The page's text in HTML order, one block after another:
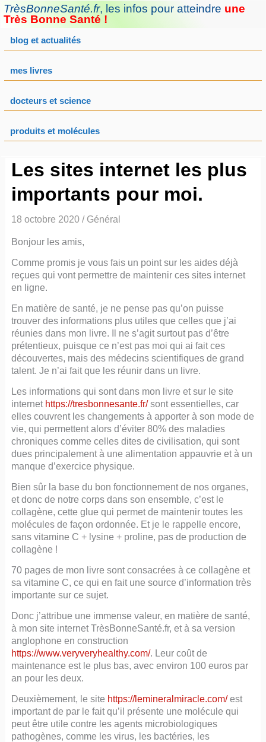
Aller
au
TrèsBonneSanté.fr, les infos pour atteindre une
Très Bonne Santé !
blog et actualités
mes livres
docteurs et science
produits et molécules
Les sites internet les plus
importants pour moi.
18 octobre 2020 / Général
Bonjour les amis,
Comme promis je vous fais un point sur les aides déjà
reçues qui vont permettre de maintenir ces sites internet
en ligne.
En matière de santé, je ne pense pas qu’on puisse
trouver des informations plus utiles que celles que j’ai
réunies dans mon livre. Il ne s’agit surtout pas d’être
prétentieux, puisque ce n’est pas moi qui ai fait ces
découvertes, mais des médecins scientifiques de grand
talent. Je n’ai fait que les réunir dans un livre.
Les informations qui sont dans mon livre et sur le site
internet https://tresbonnesante.fr/sont essentielles, car
elles couvrent les changements à apporter à son mode de
vie, qui permettent alors d’éviter 80% des maladies
chroniques comme celles dites de civilisation, qui sont
dues principalement à une alimentation appauvrie et à un
manque d’exercice physique.
Bien sûr la base du bon fonctionnement de nos organes,
et donc de notre corps dans son ensemble, c’est le
collagène, cette glue qui permet de maintenir toutes les
molécules de façon ordonnée. Et je le rappelle encore,
sans vitamine C + lysine + proline, pas de production de
collagène !
70 pages de mon livre sont consacrées à ce collagène et
sa vitamine C, ce qui en fait une source d’information très
importante sur ce sujet.
Donc j’attribue une immense valeur, en matière de santé,
à mon site internet TrèsBonneSanté.fr, et à sa version
anglophone en construction
https://www.veryveryhealthy.com/. Leur coût de
maintenance est le plus bas, avec environ 100 euros par
an pour les deux.
Deuxièmement, le site https://lemineralmiracle.com/est
important de par le fait qu’il présente une molécule qui
peut être utile contre les agents microbiologiques
pathogènes, comme les virus, les bactéries, les